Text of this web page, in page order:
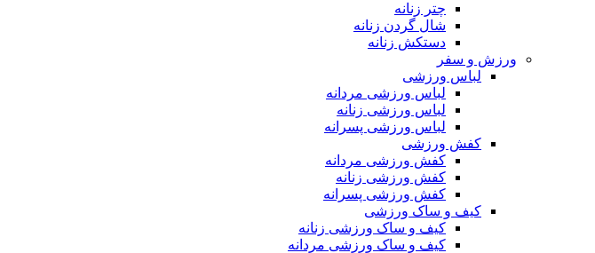
چتر زنانه
شال گردن زنانه
دستکش زنانه
ورزش و سفر
لباس ورزشی
لباس ورزشی مردانه
لباس ورزشی زنانه
لباس ورزشی پسرانه
کفش ورزشی
کفش ورزشی مردانه
کفش ورزشی زنانه
کفش ورزشی پسرانه
کیف و ساک ورزشی
کیف و ساک ورزشی زنانه
کیف و ساک ورزشی مردانه